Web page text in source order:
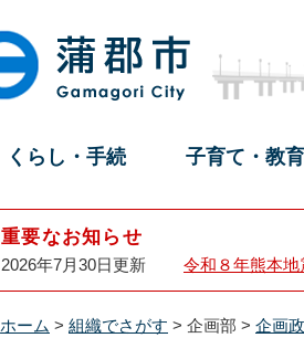
くらし・手続 子育て・教
重要なお知らせ
2026年7月30日更新 令和８年熊本
ホーム > 組織でさがす > 企画部 > 企画